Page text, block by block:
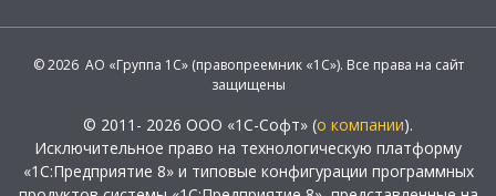
© 2026 АО «Группа 1С» (правопреемник «1С»). Все права на сайт
защищены
© 2011- 2026 ООО «1С-Софт» (о компании).
Исключительное право на технологическую платформу
«1С:Предприятие 8» и типовые конфигурации программных